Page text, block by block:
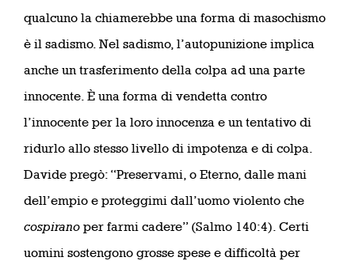
qualcuno la chiamerebbe una forma di masochismo
è il sadismo. Nel sadismo, l’autopunizione implica
anche un trasferimento della colpa ad una parte
innocente. È una forma di vendetta contro
l’innocente per la loro innocenza e un tentativo di
ridurlo allo stesso livello di impotenza e di colpa.
Davide pregò: “Preservami, o Eterno, dalle mani
dell’empio e proteggimi dall’uomo violento che
cospirano per farmi cadere” (Salmo 140:4). Certi
uomini sostengono grosse spese e difficoltà per